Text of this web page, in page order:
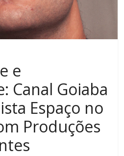
e
Canal Goiaba
Espaço no
Produções